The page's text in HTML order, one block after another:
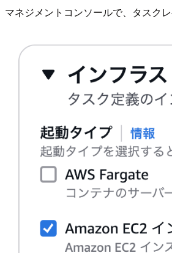
マネジメントコンソールで、タスク